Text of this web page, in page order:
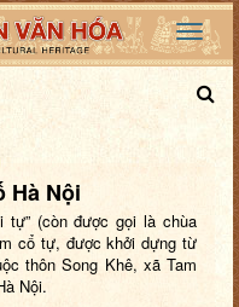
Hà Nội
tự”(còn được gọi là chùa
cổ tự, được khởi dựng từ
thôn Song Khê, xã Tam
Nội.